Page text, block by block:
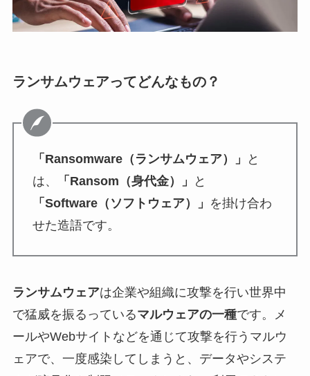
ランサムウェアってどんなもの？
「Ransomware（ランサムウェア）」
と
は、
「Ransom（身代金）」
と
「Software（ソフトウェア）」 を掛け合わ
せた造語です。
ランサムウェアは企業や組織に攻撃を行い世界中
で猛威を振るっているマルウェアの一種です。メ
ールやWebサイトなどを通じて攻撃を行うマルウ
ェアで、一度感染してしまうと、データやシステ